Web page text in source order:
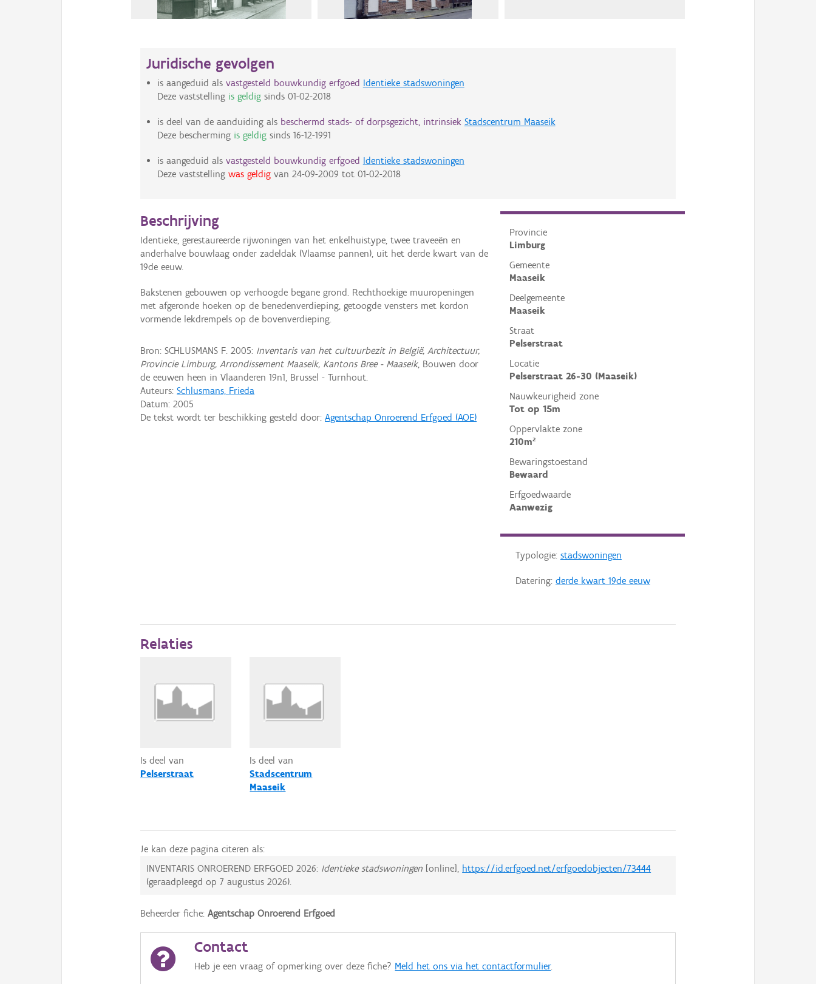
Juridische gevolgen
is aangeduid als vastgesteld bouwkundig erfgoed Identieke stadswoningen
Deze vaststelling is geldigsinds 01-02-2018
is deel van de aanduiding als beschermd stads- of dorpsgezicht, intrinsiek Stadscentrum Maaseik
Deze bescherming is geldigsinds 16-12-1991
is aangeduid als vastgesteld bouwkundig erfgoed Identieke stadswoningen
Deze vaststelling was geldigvan 24-09-2009 tot 01-02-2018
Provincie
Limburg
Gemeente
Maaseik
Deelgemeente
Maaseik
Straat
Pelserstraat
Locatie
Pelserstraat 26-30 (Maaseik)
Nauwkeurigheid zone
Tot op 15m
Oppervlakte zone
210m²
Bewaringstoestand
Bewaard
Erfgoedwaarde
Aanwezig
Typologie: stadswoningen
Datering: derde kwart 19de eeuw
Beschrijving
Identieke, gerestaureerde rijwoningen van het enkelhuistype, twee traveeën en
anderhalve bouwlaag onder zadeldak (Vlaamse pannen), uit het derde kwart van de
19de eeuw.
Bakstenen gebouwen op verhoogde begane grond. Rechthoekige muuropeningen
met afgeronde hoeken op de benedenverdieping, getoogde vensters met kordon
vormende lekdrempels op de bovenverdieping.
Bron: SCHLUSMANS F. 2005: Inventaris van het cultuurbezit in België, Architectuur,
Provincie Limburg, Arrondissement Maaseik, Kantons Bree - Maaseik, Bouwen door
de eeuwen heen in Vlaanderen 19n1, Brussel - Turnhout.
Auteurs:Schlusmans, Frieda
Datum:2005
De tekst wordt ter beschikking gesteld door:Agentschap Onroerend Erfgoed (AOE)
Relaties
Is deel van
Pelserstraat
Is deel van
Stadscentrum
Maaseik
Je kan deze pagina citeren als:
INVENTARIS ONROEREND ERFGOED 2026: Identieke stadswoningen [online], https://id.erfgoed.net/erfgoedobjecten/73444
(geraadpleegd op7 augustus 2026).
Beheerder fiche:Agentschap Onroerend Erfgoed
Contact
Heb je een vraag of opmerking over deze fiche? Meld het ons via het contactformulier.